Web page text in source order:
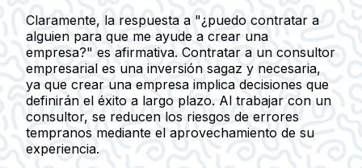
Claramente, la respuesta a "¿puedo contratar a
alguien para que me ayude a crear una
empresa?" es afirmativa. Contratar a un consultor
empresarial es una inversión sagaz y necesaria,
ya que crear una empresa implica decisiones que
definirán el éxito a largo plazo. Al trabajar con un
consultor, se reducen los riesgos de errores
tempranos mediante el aprovechamiento de su
experiencia.